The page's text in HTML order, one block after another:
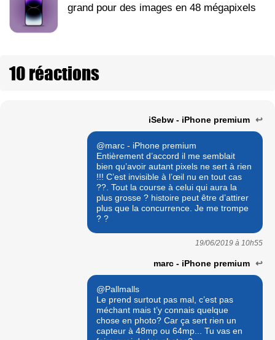
grand pour des images en 48 mégapixels
10 réactions
iSebw - iPhone premium ↩
@marc - iPhone premium
Entièrement d’accord il me semblait
bien qu’avoir autant pixels ne sert à rien
!!! C’est invisible à l’œil nu en tout cas
??. Tout la course à celui qui aura la
plus grosse ? histoire peut être d’attirer
plus que la concurrence. Je me trompe
? ?
19/06/2019 à 10h55
marc - iPhone premium ↩
@Pallmalls
Le prend surtout pas mal, c’est pas
méchant mais t’y connais quelque
chose en photo? Car ça sert rien un
capteur à 48mp ou 64mp... Tu vas en